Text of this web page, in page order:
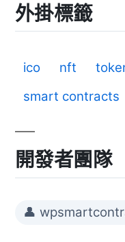
外掛標籤
ico nft
smart contracts
開發者團隊
👤